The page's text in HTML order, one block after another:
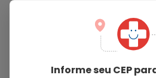
Informe seu CEP